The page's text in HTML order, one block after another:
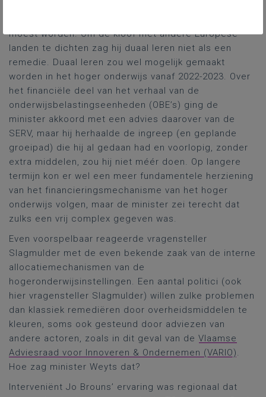
moest worden. Om de kloof met andere Europese
landen te dichten zag hij duaal leren niet als een
remedie. Duaal leren zou wel mogelijk gemaakt
worden in het hoger onderwijs vanaf 2022-2023. Over
het financiële deel van het verhaal van de
onderwijsbelastingseenheden (OBE’s) ging de
minister akkoord met een advies daarover van de
SERV, maar hij herhaalde de ingreep (en geplande
groeipad) die hij al gedaan had en voorlopig, zonder
extra middelen, zou hij niet méér doen. Op langere
termijn kon er wel een meer fundamentele herziening
van het financieringsmechanisme van het hoger
onderwijs volgen, maar de minister zei terecht dat
zulks een vrij complex gegeven was.
Even voorspelbaar reageerde vragensteller
Slagmulder met de even bekende zaak van de interne
allocatiemechanismen van de
hogeronderwijsinstellingen. Een aantal politici (ook
hier vragensteller Slagmulder) willen zulke problemen
dan klassiek remediëren door overheidsmiddelen te
kleuren, soms ook gesteund door adviezen van
andere actoren, zoals in dit geval van de Vlaamse
Adviesraad voor Innoveren & Ondernemen (VARIO).
Hoe zag minister Weyts dat?
Interveniënt Jo Brouns’ ervaring was regionaal dat